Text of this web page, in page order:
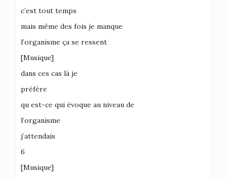
c’est tout temps
mais même des fois je manque
l’organisme ça se ressent
[Musique]
dans ces cas là je
préfère
qu est-ce qui évoque au niveau de
l’organisme
j’attendais
6
[Musique]